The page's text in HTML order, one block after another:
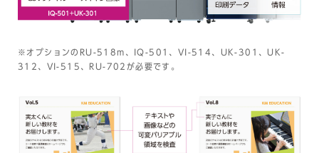
※オプションのRU-518m、IQ-501、VI-514、UK-301、UK-
312、VI-515、RU-702が必要です。